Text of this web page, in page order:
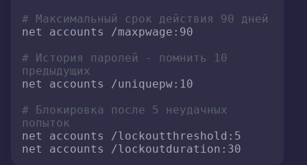
# Максимальный срок действия 90 дней
net accounts /maxpwage:90
# История паролей - помнить 10
предыдущих
net accounts /uniquepw:10
# Блокировка после 5 неудачных
попыток
net accounts /lockoutthreshold:5
net accounts /lockoutduration:30